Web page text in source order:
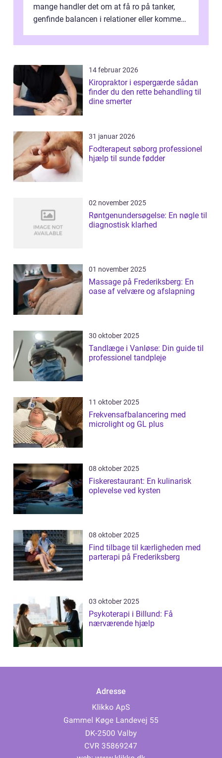
mange handler det om at få ro på tanker,
genfinde balancen i relationer eller komme
14 februar 2026
Kiropraktor i espergærde sådan
finder du den rette behandling til
dine smerter
31 januar 2026
Fodterapeut søborg professionel
hjælp til sunde fødder
02 november 2025
Røntgenundersøgelse: En nøgle til
diagnostisk klarhed
01 november 2025
Massage på Frederiksberg: En
oase af velvære og afslapning
30 oktober 2025
Tandlæge i Vanløse: Din guide til
professionel tandpleje
11 oktober 2025
Frekvensafbalancering med
microlight og GL plus
08 oktober 2025
Fiskerestaurant: En kulinarisk
oplevelse ved kysten
08 oktober 2025
Find tilbage til kærligheden med
parterapi på Frederiksberg
03 oktober 2025
Psykoterapi i Billund: Få
nærværende hjælp
Adresse